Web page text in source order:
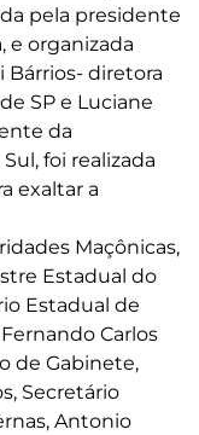
pela presidente
e organizada
Bárrios- diretora
SP e Luciane
da
foi realizada
exaltar a
Maçônicas,
Estadual do
Estadual de
Carlos
de Gabinete,
Secretário
Antonio